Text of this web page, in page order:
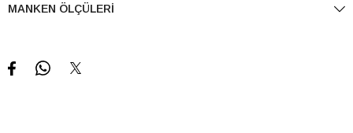
MANKEN ÖLÇÜLERI